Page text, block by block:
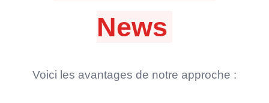
News
Voici les avantages de notre approche :